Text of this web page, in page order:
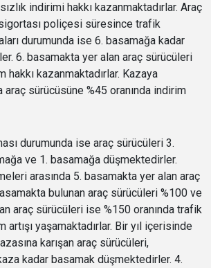
indirimi hakkı kazanmaktadırlar. Araç
poliçesi süresince trafik
durumunda ise 6. basamağa kadar
6. basamakta yer alan araç sürücüleri
hakkı kazanmaktadırlar. Kazaya
araç sürücüsüne %45 oranında indirim
durumunda ise araç sürücüleri 3.
ve 1. basamağa düşmektedirler.
arasında 5. basamakta yer alan araç
bulunan araç sürücüleri %100 ve
araç sürücüleri ise %150 oranında trafik
artışı yaşamaktadırlar. Bir yıl içerisinde
karışan araç sürücüleri,
kadar basamak düşmektedirler. 4.